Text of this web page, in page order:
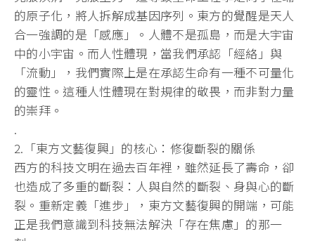
的原子化，將人拆解成基因序列。東方的覺醒是天人
合一強調的是「感應」。人體不是孤島，而是大宇宙
中的小宇宙。而人性體現，當我們承認「經絡」與
「流動」，我們實際上是在承認生命有一種不可量化
的靈性。這種人性體現在對規律的敬畏，而非對力量
的崇拜。
.
2.「東方文藝復興」的核心：修復斷裂的關係
西方的科技文明在過去百年裡，雖然延長了壽命，卻
也造成了多重的斷裂：人與自然的斷裂、身與心的斷
裂。重新定義「進步」，東方文藝復興的開端，可能
正是我們意識到科技無法解決「存在焦慮」的那一